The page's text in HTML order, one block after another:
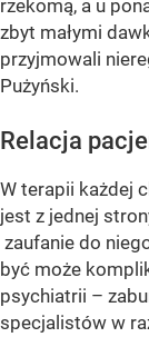
rzekomą, a u
zbyt małymi
przyjmowali
Pużyński.
Relacja
W terapii każdej
jest z jednej
zaufanie do
być może
psychiatrii –
specjalistów w